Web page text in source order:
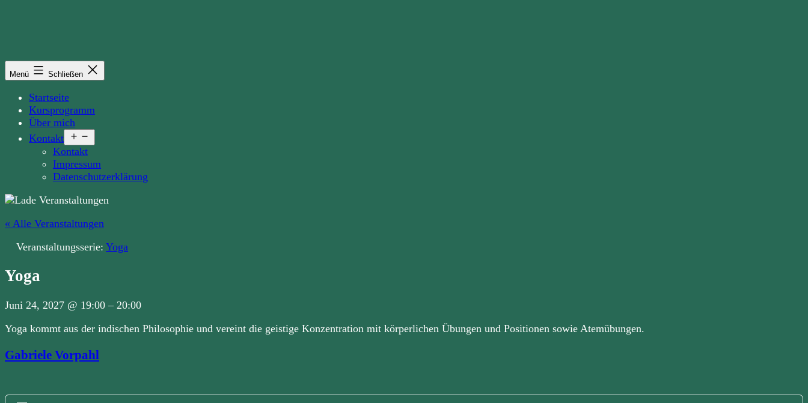
Menü Schließen
Startseite
Kursprogramm
Über mich
Kontakt
öffnen
Kontakt
Impressum
Datenschutzerklärung
« Alle Veranstaltungen
Veranstaltungsserie: Yoga
Yoga
Juni 24, 2027 @ 19:00 – 20:00
Yoga kommt aus der indischen Philosophie und vereint die geistige Konzentration mit körperlichen Übungen und Positionen sowie Atemübungen.
Gabriele Vorpahl